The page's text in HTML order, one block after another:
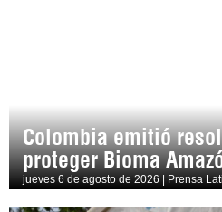
Colombia emitió
proteger Bioma
jueves 6 de agosto de 2026 | Prensa